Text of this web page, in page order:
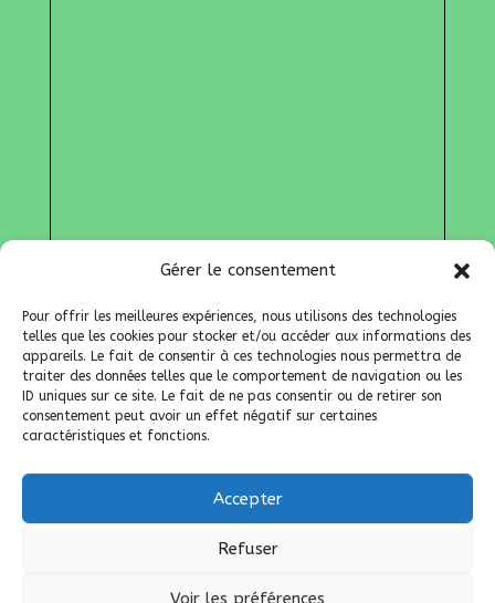
Gérer le consentement
Pour offrir les meilleures expériences, nous utilisons des technologies
telles que les cookies pour stocker et/ou accéder aux informations des
appareils. Le fait de consentir à ces technologies nous permettra de
traiter des données telles que le comportement de navigation ou les
ID uniques sur ce site. Le fait de ne pas consentir ou de retirer son
consentement peut avoir un effet négatif sur certaines
caractéristiques et fonctions.
Accepter
Refuser
Voir les préférences
Afficher une carte plus grande
Nos liens
Lien admin
Mentions légales